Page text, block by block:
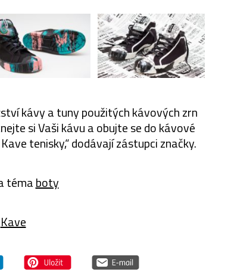
kávy a tuny použitých kávových zrn
si Vaši kávu a obujte se do kávové
tenisky,“ dodávají zástupci značky.
témaboty
Kave